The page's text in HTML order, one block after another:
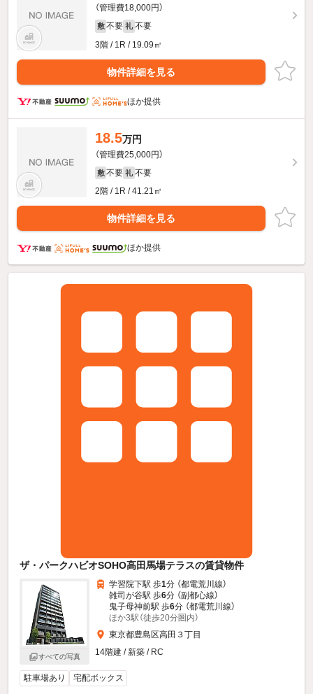
（管理費18,000円）
敷 不要 礼 不要
3階 / 1R / 19.09㎡
物件詳細を見る
ほか提供
18.5万円
（管理費25,000円）
敷 不要 礼 不要
2階 / 1R / 41.21㎡
物件詳細を見る
ほか提供
ザ・パークハビオSOHO高田馬場テラスの賃貸物件
すべての写真
学習院下駅 歩1分 （都電荒川線）
雑司が谷駅 歩6分 （副都心線）
鬼子母神前駅 歩6分 （都電荒川線）
ほか3駅（徒歩20分圏内）
東京都豊島区高田３丁目
14階建 / 新築 / RC
駐車場あり 宅配ボックス